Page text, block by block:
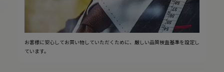
お客様に安心してお買い物していただくために、厳しい品質検査基準を設定し
ています。